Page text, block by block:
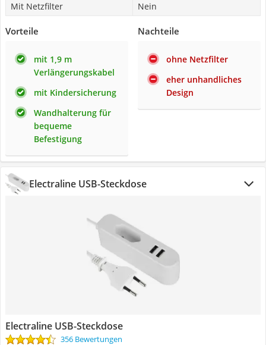
Mit Netzfilter
Nein
Vorteile
mit 1,9 m
Verlängerungskabel
mit Kindersicherung
Wandhalterung für
bequeme
Befestigung
Nachteile
ohne Netzfilter
eher unhandliches
Design
Electraline USB-Steckdose
Electraline USB-Steckdose
356 Bewertungen